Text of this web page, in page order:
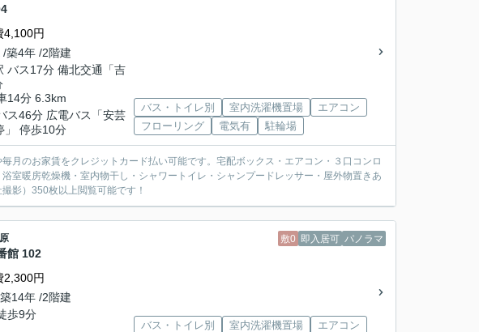
4,100円
築4年 /2階建
バス17分 備北交通「吉
14分 6.3km
ス46分 広電バス「安芸
」 停歩10分
バス・トイレ別 室内洗濯機置場
エアコン
フローリング
電気有 駐輪場
のお家賃をクレジットカード払い可能です。宅配ボックス・エアコン・３口コンロ
室暖房乾燥機・室内物干し・シャワートイレ・シャンプードレッサー・屋外物置きあ
影）350枚以上閲覧可能です！
敷0 即入居可 パノラマ
館 102
2,300円
14年 /2階建
歩9分
バス・トイレ別 室内洗濯機置場
エアコン